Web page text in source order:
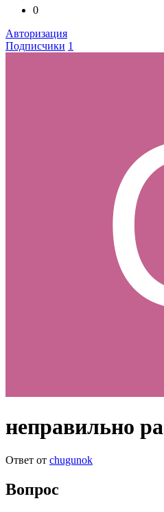
0
Авторизация
Подписчики 1
неправильно
Ответ от chugunok
Вопрос